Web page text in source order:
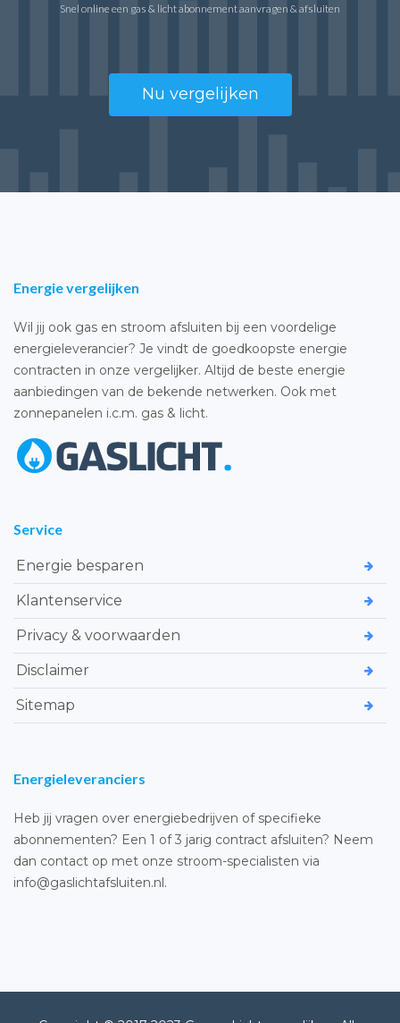
Snel online een gas & licht abonnement aanvragen & afsluiten
Nu vergelijken
Energie vergelijken
Wil jij ook gas en stroom afsluiten bij een voordelige
energieleverancier? Je vindt de goedkoopste energie
contracten in onze vergelijker. Altijd de beste energie
aanbiedingen van de bekende netwerken. Ook met
zonnepanelen i.c.m. gas & licht.
Service
Energie besparen
Klantenservice
Privacy & voorwaarden
Disclaimer
Sitemap
Energieleveranciers
Heb jij vragen over energiebedrijven of specifieke
abonnementen? Een 1 of 3 jarig contract afsluiten? Neem
dan contact op met onze stroom-specialisten via
info@gaslichtafsluiten.nl.